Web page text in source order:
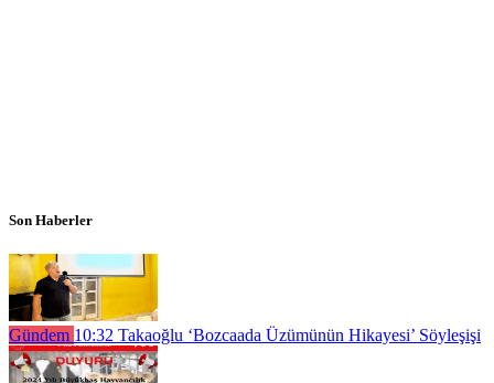
Son Haberler
Gündem 10:32 Takaoğlu ‘Bozcaada Üzümünün Hikayesi’ Söyleşişi